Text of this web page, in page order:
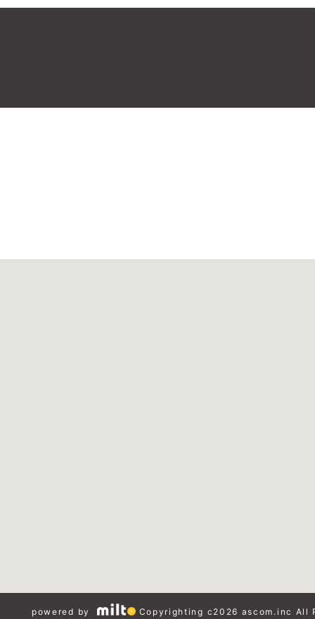
powered by Copyrighting c2026 ascom.inc All